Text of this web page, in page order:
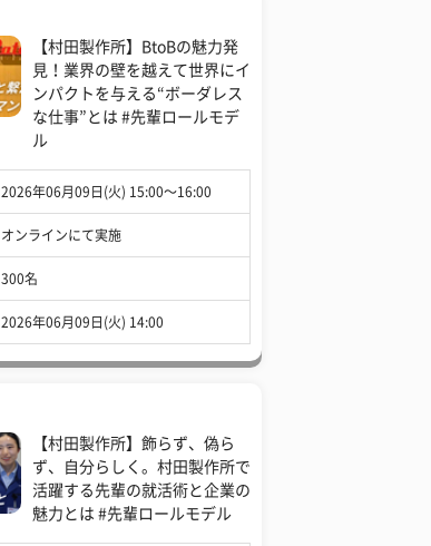
【村田製作所】BtoBの魅力発
見！業界の壁を越えて世界にイ
ンパクトを与える“ボーダレス
な仕事”とは #先輩ロールモデ
ル
2026年06月09日(火) 15:00〜16:00
オンラインにて実施
300名
2026年06月09日(火) 14:00
【村田製作所】飾らず、偽ら
ず、自分らしく。村田製作所で
活躍する先輩の就活術と企業の
魅力とは #先輩ロールモデル